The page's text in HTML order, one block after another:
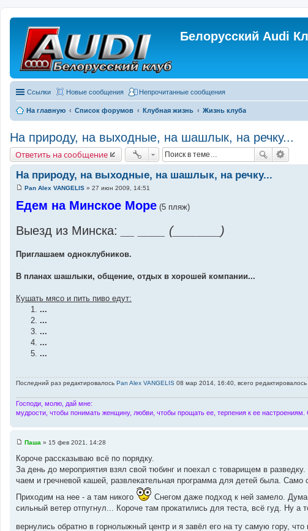
Белорусский Audi
Ссылки Новые сообщения Непрочитанные сообщения
На главную Список форумов Клубная жизнь Жизнь клуба
На природу, на выходные, на шашлык, на речку...
Ответить на сообщение
На природу, на выходные, на шашлык, на речку...
о
о
е
е
Pan Alex VANGELIS » 27 июн 2009, 14:51
Едем на Минское Море (5 пляж)
Выезд из Минска: __ ____ (_______)
Приглашаем одноклубников.
В планах шашлыки, общение, отдых в хорошей компании...
Кушать мясо и пить пиво едут:
...
...
...
...
...
Последний раз редактировалось Pan Alex VANGELIS 08 мар 2014, 16:40, всего редактировалось
Господи, молю, дай мне:
мудрости, чтобы понимать женщину, любви, чтобы прощать ее, терпения к ее
о
б
е
и
е
Паша » 15 фев 2021, 14:28
Короче рассказываю всё по порядку.
За день до мероприятия взял свой тюбинг и поехал с товарищем в
чаем и гречневой кашей, развлекательная программа для детей была.
Приходим на нее - а там никого
Снегом даже подход к ней замело.
сильный ветер отпугнул... Короче там прокатились для теста, всё гуд. Ну
вернулись обратно в горнолыжный центр и я завёл его на ту самую гору, что